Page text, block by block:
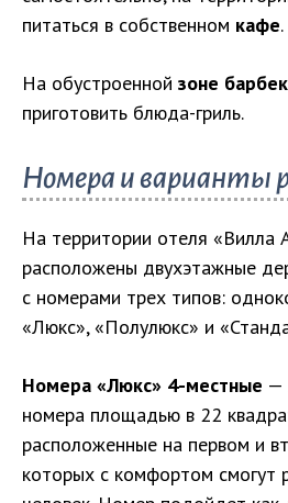
питаться в собственном кафе.
На обустроенной зоне
приготовить блюда-гриль.
Номера и варианты
На территории отеля «Вилла
расположены двухэтажные
с номерами трех типов:
«Люкс», «Полулюкс» и
Номера «Люкс» 4-местные —
номера площадью в 22
расположенные на первом и
которых с комфортом смогут